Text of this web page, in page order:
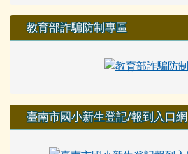
教育部詐騙防制專區
臺南市國小新生登記/報到入口網